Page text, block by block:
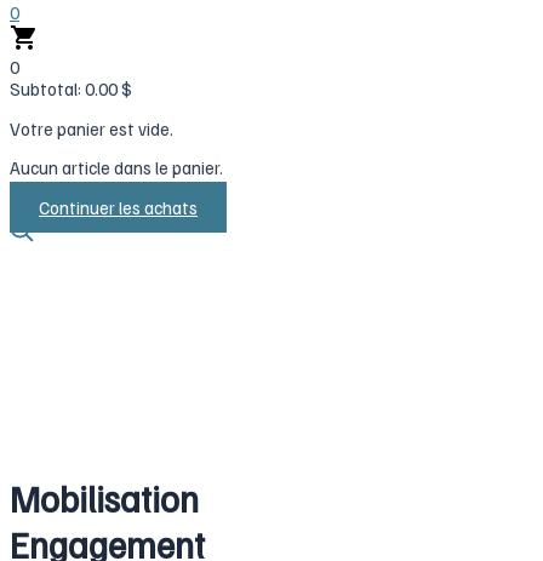
0
0
Subtotal: 0.00$
Votre panier est vide.
Aucun article dans le panier.
Continuer les achats
Mobilisation
Engagement